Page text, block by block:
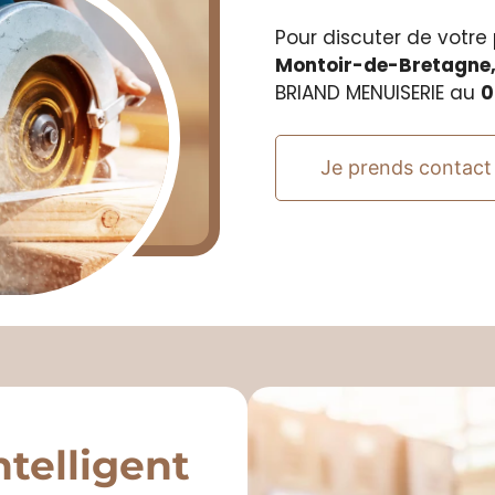
Pour discuter de
Montoir-de-
BRIAND MENUISERIE au
Je prends contact